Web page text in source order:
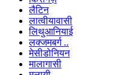
लैटिन
लात्वीयावासी
लिथुआनियाई
लक्जमबर्ग ..
मेसीडोनियन
मालागासी